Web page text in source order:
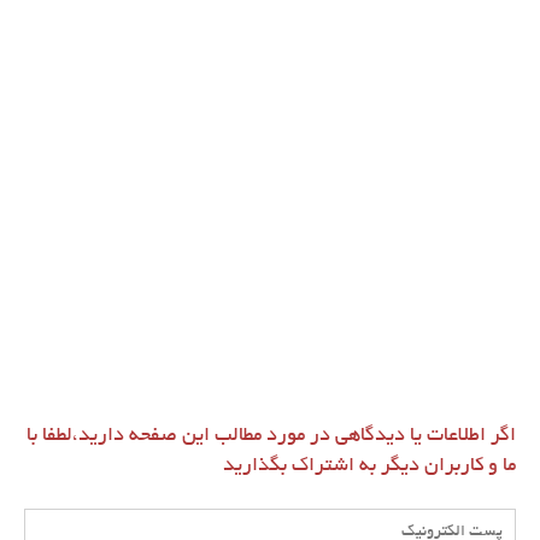
اگر اطلاعات یا دیدگاهی در مورد مطالب این صفحه دارید،لطفا با
ما و کاربران دیگر به اشتراک بگذارید